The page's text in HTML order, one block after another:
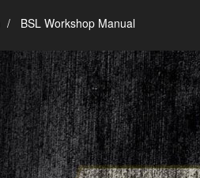
BSL Workshop Manual